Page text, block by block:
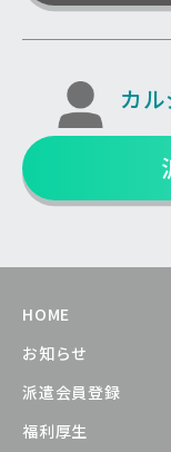
カ
HOME
お知らせ
派遣会員登録
福利厚生